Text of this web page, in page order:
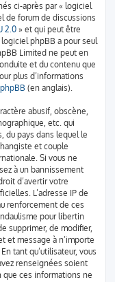
ci-après par « logiciel
de forum de discussions
2.0» et qui peut être
phpBB a pour seul
Limited ne peut en
et du contenu que
plus d’informations
(en anglais).
abusif, obscène,
etc. qui
du pays dans lequel le
et couple
Si vous ne
à un bannissement
d’avertir votre
L’adresse IP de
renforcement de ces
pour libertin
supprimer, de modifier,
et message à n’importe
tant qu’utilisateur, vous
renseignées soient
ces informations ne